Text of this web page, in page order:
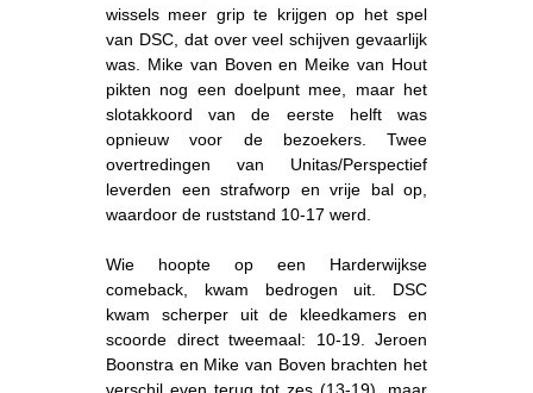
wissels meer grip te krijgen op het spel
van DSC, dat over veel schijven gevaarlijk
was. Mike van Boven en Meike van Hout
pikten nog een doelpunt mee, maar het
slotakkoord van de eerste helft was
opnieuw voor de bezoekers. Twee
overtredingen van Unitas/Perspectief
leverden een strafworp en vrije bal op,
waardoor de ruststand 10-17 werd.
Wie hoopte op een Harderwijkse
comeback, kwam bedrogen uit. DSC
kwam scherper uit de kleedkamers en
scoorde direct tweemaal: 10-19. Jeroen
Boonstra en Mike van Boven brachten het
verschil even terug tot zes (13-19), maar